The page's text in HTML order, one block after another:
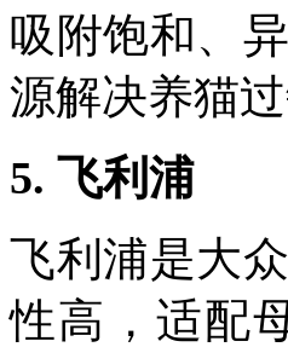
吸附饱和、
源解决养猫过
5. 飞利浦
飞利浦是大
性高，适配